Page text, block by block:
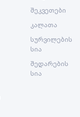
შეკვეთები
კალათა
სურვილების
სია
შედარების
სია